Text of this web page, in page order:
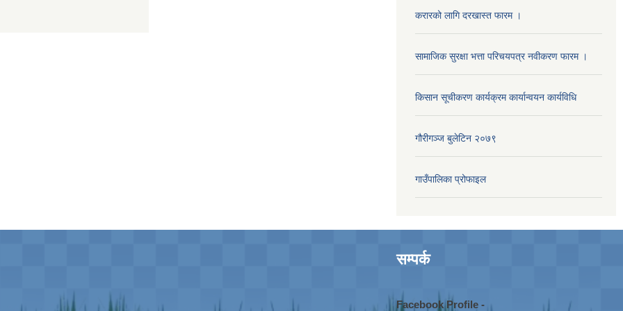
करारको लागि दरखास्त फारम ।
सामाजिक सुरक्षा भत्ता परिचयपत्र नवीकरण फारम ।
किसान सूचीकरण कार्यक्रम कार्यान्वयन कार्यविधि
गौरीगञ्‍ज बुलेटिन २०७९
गाउँपालिका प्रोफाइल
सम्पर्क
Facebook Profile -